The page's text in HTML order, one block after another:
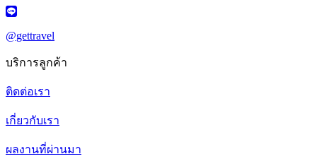
@gettravel
บริการลูกค้า
ติดต่อเรา
เกี่ยวกับเรา
ผลงานที่ผ่านมา